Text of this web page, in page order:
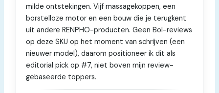
milde ontstekingen. Vijf massagekoppen, een
borstelloze motor en een bouw die je terugkent
uit andere RENPHO-producten. Geen Bol-reviews
op deze SKU op het moment van schrijven (een
nieuwer model), daarom positioneer ik dit als
editorial pick op #7, niet boven mijn review-
gebaseerde toppers.